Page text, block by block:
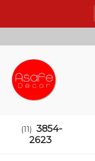
(11) 3854-
2623